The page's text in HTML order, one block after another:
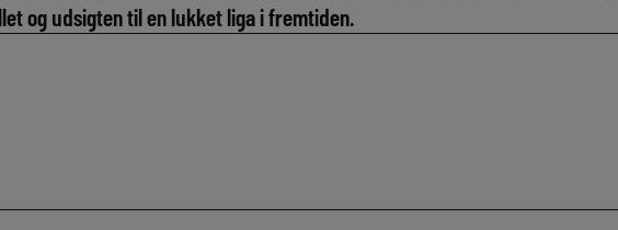
og udsigten til en lukket liga i fremtiden.